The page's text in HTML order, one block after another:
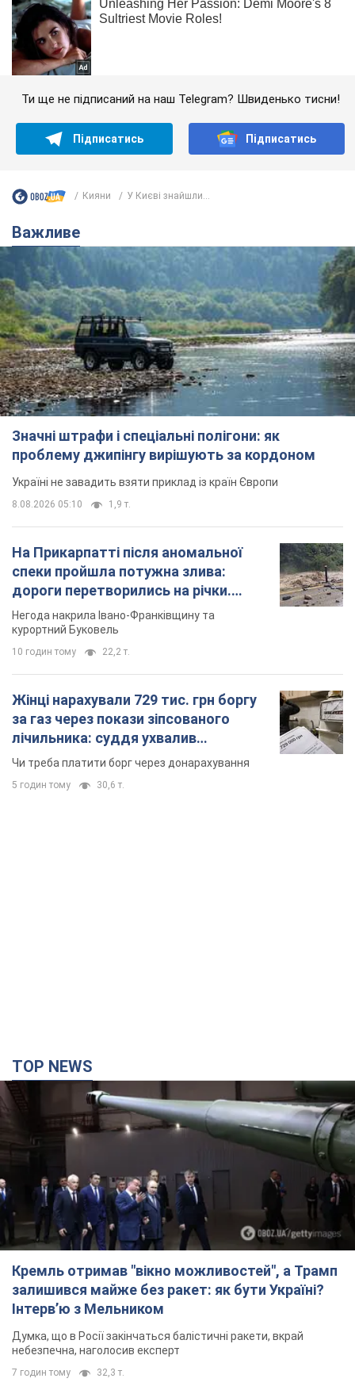
Ти ще не підписаний на наш Telegram? Швиденько тисни!
Підписатись Підписатись
Кияни У Києві знайшли...
Важливе
Значні штрафи і спеціальні полігони: як
проблему джипінгу вирішують за кордоном
Україні не завадить взяти приклад із країн Європи
8.08.2026 05:10 1,9 т.
На Прикарпатті після аномальної
спеки пройшла потужна злива:
дороги перетворились на річки.
Відео
Негода накрила Івано-Франківщину та
курортний Буковель
10 годин тому 22,2 т.
Жінці нарахували 729 тис. грн боргу
за газ через покази зіпсованого
лічильника: суддя ухвалив
неочікуване рішення
Чи треба платити борг через донарахування
5 годин тому 30,6 т.
TOP NEWS
Кремль отримав "вікно можливостей", а Трамп
залишився майже без ракет: як бути Україні?
Інтерв’ю з Мельником
Думка, що в Росії закінчаться балістичні ракети, вкрай
небезпечна, наголосив експерт
7 годин тому 32,3 т.